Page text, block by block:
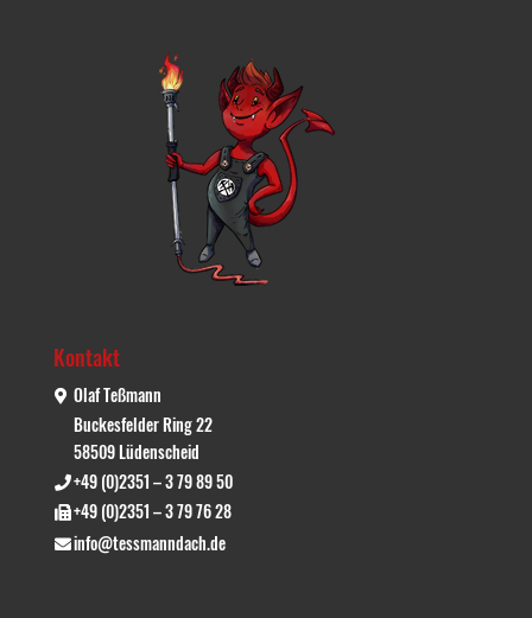
Kontakt
Olaf Teßmann
Buckesfelder Ring 22
58509 Lüdenscheid
+49 (0)2351 – 3 79 89 50
+49 (0)2351 – 3 79 76 28
info@tessmanndach.de